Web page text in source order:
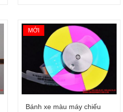
MỚI
Giỏ hàng
Bánh xe màu máy chiếu